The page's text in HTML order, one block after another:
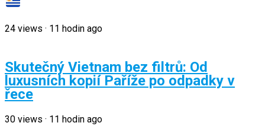
24 views · 11 hodin ago
Skutečný Vietnam bez filtrů: Od
luxusních kopií Paříže po odpadky v
řece
30 views · 11 hodin ago